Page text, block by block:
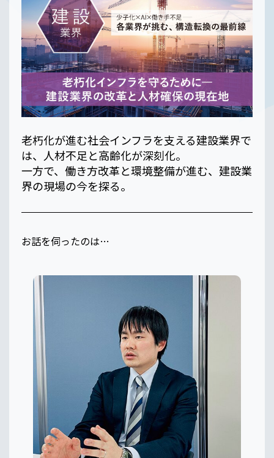
老朽化が進む社会インフラを支える建設業界で
は、人材不足と高齢化が深刻化。
一方で、働き方改革と環境整備が進む、建設業
界の現場の今を探る。
お話を伺ったのは…